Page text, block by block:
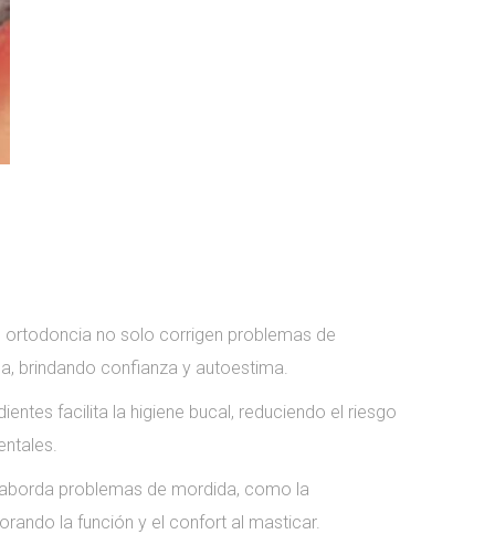
no solo corrigen problemas de
brindando confianza y autoestima.
facilita la higiene bucal, reduciendo el riesgo
problemas de mordida, como la
la función y el confort al masticar.